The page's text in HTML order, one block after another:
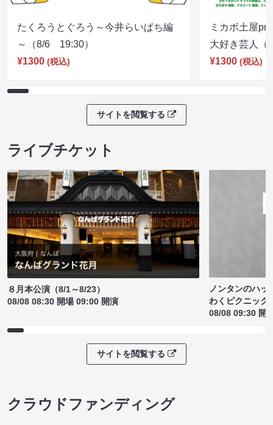
たくろうとぐろう～今井らいぱち編
～（8/6 19:30）
¥1300 (税込)
ミカボ土屋
大好き芸人
¥1300 (税込)
サイトを閲覧する
ライブチケット
８月本公演（8/1～8/23）
08/08 08:30 開場 09:00 開演
ノンタンのハッ
わくピクニック
08/08 09:30 開
サイトを閲覧する
クラウドファンディング